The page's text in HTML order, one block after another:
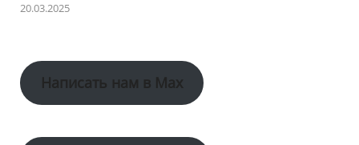
20.03.2025
Написать нам в Max